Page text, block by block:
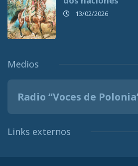
13/02/2026
Medios
Radio “Voces de
Links externos